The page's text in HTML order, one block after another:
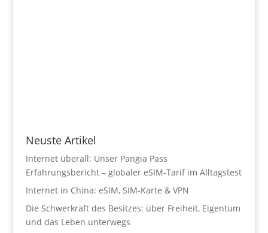
Neuste Artikel
Internet überall: Unser Pangia Pass
Erfahrungsbericht – globaler eSIM-Tarif im Alltagstest
Internet in China: eSIM, SIM-Karte & VPN
Die Schwerkraft des Besitzes: über Freiheit, Eigentum
und das Leben unterwegs